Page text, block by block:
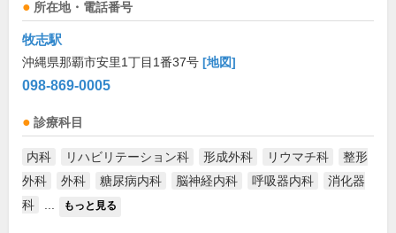
所在地・電話番号
牧志駅
沖縄県那覇市安里1丁目1番37号 [地図]
098-869-0005
診療科目
内科 リハビリテーション科 形成外科 リウマチ科
整形
外科
外科 糖尿病内科 脳神経内科 呼吸器内科
消化器
科
もっと見る